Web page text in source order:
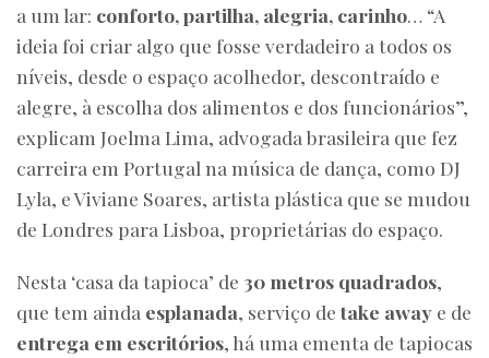
a um lar: conforto, partilha, alegria, carinho… “A
ideia foi criar algo que fosse verdadeiro a todos os
níveis, desde o espaço acolhedor, descontraído e
alegre, à escolha dos alimentos e dos funcionários”,
explicam Joelma Lima, advogada brasileira que fez
carreira em Portugal na música de dança, como DJ
Lyla, e Viviane Soares, artista plástica que se mudou
de Londres para Lisboa, proprietárias do espaço.
Nesta ‘casa da tapioca’ de 30 metros quadrados,
que tem ainda esplanada, serviço detake away e de
entrega em escritórios, há uma ementa de tapiocas